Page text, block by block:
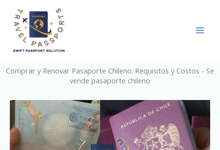
content
Comprar y Renovar Pasaporte Chileno: Requisitos y Costos - Se
vende pasaporte chileno